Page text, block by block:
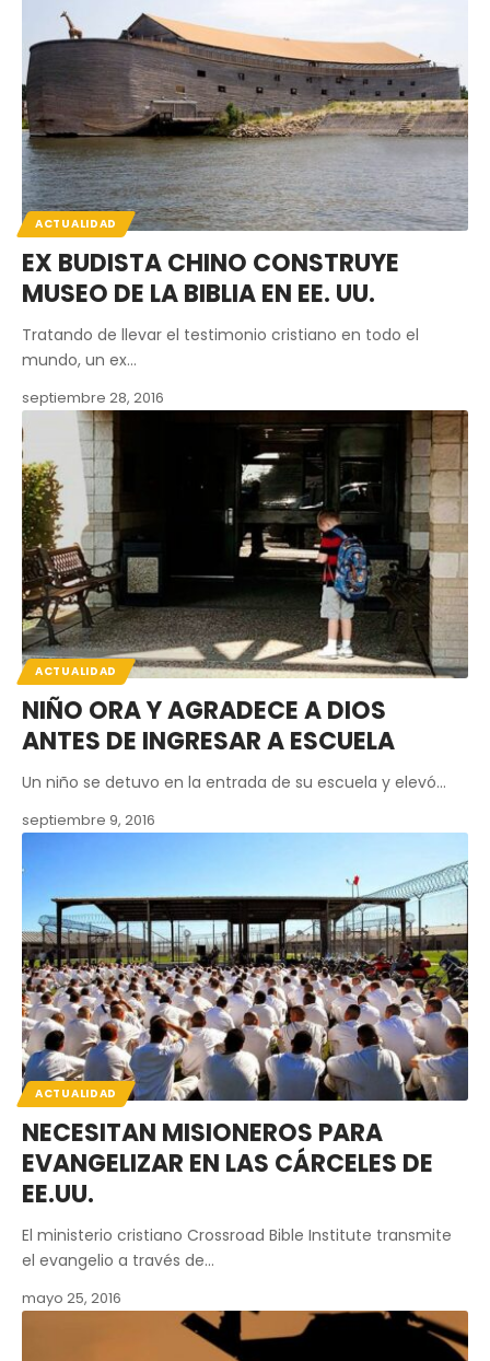
ACTUALIDAD
EX BUDISTA CHINO CONSTRUYE
MUSEO DE LA BIBLIA EN EE. UU.
Tratando de llevar el testimonio cristiano en todo el
mundo, un ex…
septiembre 28, 2016
ACTUALIDAD
NIÑO ORA Y AGRADECE A DIOS
ANTES DE INGRESAR A ESCUELA
Un niño se detuvo en la entrada de su escuela y elevó…
septiembre 9, 2016
ACTUALIDAD
NECESITAN MISIONEROS PARA
EVANGELIZAR EN LAS CÁRCELES DE
EE.UU.
El ministerio cristiano Crossroad Bible Institute transmite
el evangelio a través de…
mayo 25, 2016